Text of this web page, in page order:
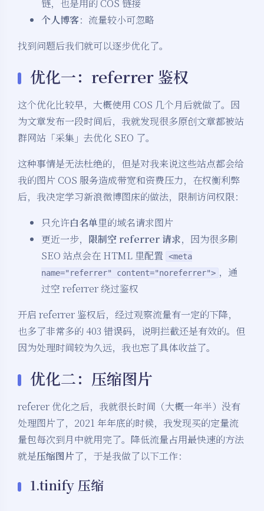
链，也是用的 COS 链接
个人博客：流量较小可忽略
找到问题后我们就可以逐步优化了。
优化一：referrer 鉴权
这个优化比较早，大概使用 COS 几个月后就做了。因
为文章发布一段时间后，我就发现很多原创文章都被站
群网站「采集」去优化 SEO 了。
这种事情是无法杜绝的，但是对我来说这些站点都会给
我的图片 COS 服务造成带宽和资费压力，在权衡利弊
后，我决定学习新浪微博图床的做法，限制访问权限：
只允许白名单里的域名请求图片
更近一步， 限制空 referrer 请求，因为很多刷
SEO 站点会在 HTML 里配置
<meta
name="referrer" content="noreferrer"> ，通
过空 referrer 绕过鉴权
开启 referrer 鉴权后，经过观察流量有一定的下降，
也多了非常多的 403 错误码，说明拦截还是有效的。但
因为处理时间较为久远，我也忘了具体收益了。
优化二：压缩图片
referer 优化之后，我就很长时间（大概一年半）没有
处理图片了，2021 年年底的时候，我发现买的定量流
量包每次到月中就用完了。降低流量占用最快速的方法
就是压缩图片了，于是我做了以下工作：
1.tinify 压缩